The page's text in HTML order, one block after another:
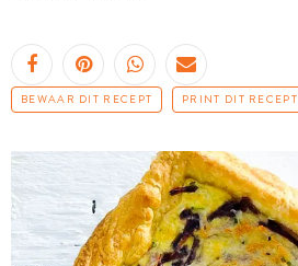
BEWAAR DIT RECEPT PRINT DIT RECEPT